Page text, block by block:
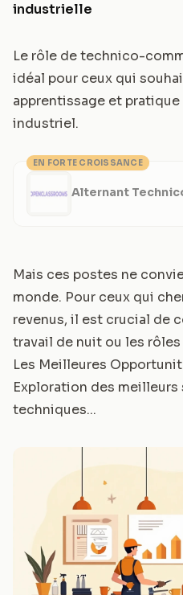
industrielle
Le rôle de technico-
idéal pour ceux qui
apprentissage et
industriel.
EN FORTE CROISSANCE
Alternant
Mais ces postes ne
monde. Pour ceux qui
revenus, il est crucial de
travail de nuit ou les
Les Meilleures
Exploration des meilleurs
techniques...